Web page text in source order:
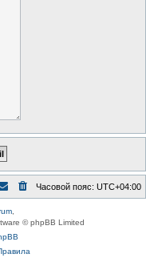
Часовой пояс: UTC+04:00
© phpBB Limited